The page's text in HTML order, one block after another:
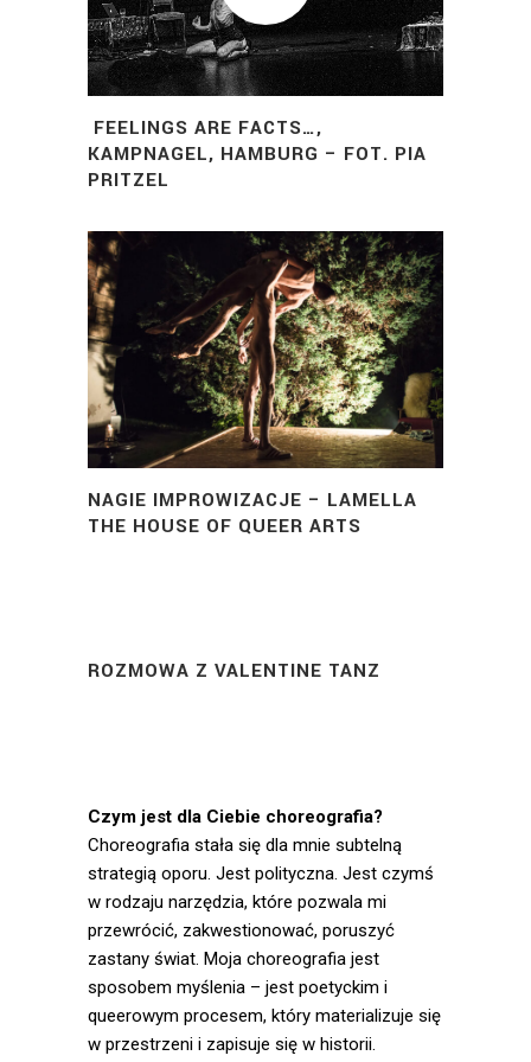
Artistic Research.
FEELINGS ARE FACTS…,
KAMPNAGEL, HAMBURG – FOT. PIA
PRITZEL
NAGIE IMPROWIZACJE – LAMELLA
THE HOUSE OF QUEER ARTS
ROZMOWA Z VALENTINE TANZ
Czym jest dla Ciebie choreografia?
Choreografia stała się dla mnie subtelną
strategią oporu. Jest polityczna. Jest czymś
w rodzaju narzędzia, które pozwala mi
przewrócić, zakwestionować, poruszyć
zastany świat. Moja choreografia jest
sposobem myślenia – jest poetyckim i
queerowym procesem, który materializuje się
w przestrzeni i zapisuje się w historii.